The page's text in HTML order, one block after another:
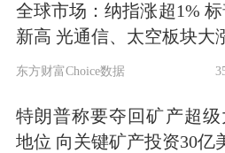
远远不能满足现有人
年劳动者的健康水平
高，他们也愿意继续
源一定要用好。
全球市场：纳指涨超1% 标
新高 光通信、太空板块大
东方财富Choice数据
特朗普称要夺回矿产超级
地位 向关键矿产投资30亿